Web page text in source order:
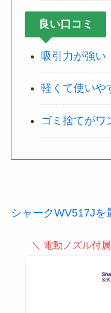
良い口コミ
吸引力が強い
軽くて使いや
ゴミ捨てがワ
シャークWV517Jを
＼ 電動ノズル付